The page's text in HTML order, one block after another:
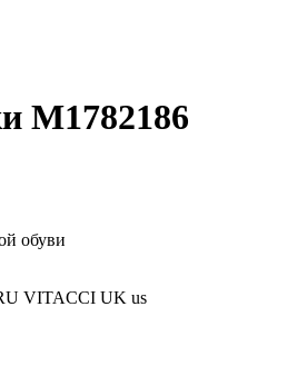
M1782186
обуви
VITACCI UK us